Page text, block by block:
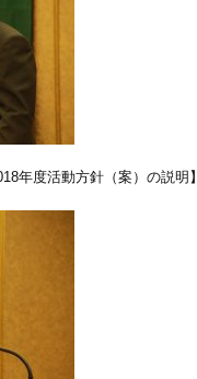
年度活動方針（案）の説明】